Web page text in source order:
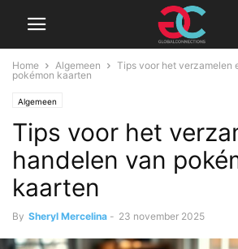
Home Algemeen
Tips voor het verzamelen
pokémon kaarten
Algemeen
Tips voor het
handelen van
kaarten
By Sheryl Mercelina - 23 november 2025